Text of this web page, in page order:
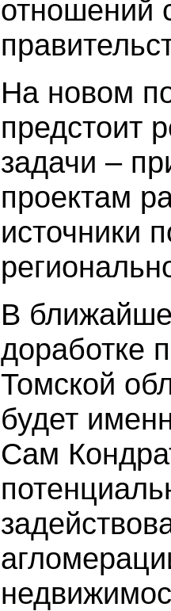
На новом
предстоит
задачи –
проектам
источники
В
доработке
Томской
будет
Сам